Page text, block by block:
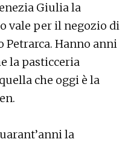
Giulia la
vale per il negozio di
Petrarca. Hanno anni
la pasticceria
che oggi è la
la